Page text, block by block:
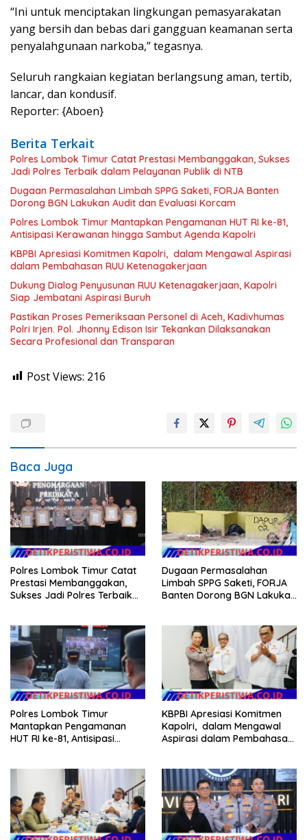
“Ini untuk menciptakan lingkungan pemasyarakatan
yang bersih dan bebas dari gangguan keamanan serta
penyalahgunaan narkoba,” tegasnya.
Seluruh rangkaian kegiatan berlangsung aman, tertib,
lancar, dan kondusif.
Reporter: {Aboen}
Berita Terkait
Polres Lombok Timur Catat Prestasi Membanggakan, Sukses
Jadi Polres Terbaik dalam Pelayanan Publik di NTB
Dugaan Permasalahan Limbah SPPG Saketi, FORJA Banten
Dorong BGN Lakukan Audit dan Evaluasi Korcam
Polres Lombok Timur Mantapkan Pengamanan HUT RI ke-81,
Antisipasi Kerawanan hingga Sambut Agenda Kapolri
KBPBI Apresiasi Komitmen Kapolri, dalam Mengawal Aspirasi
dalam Pembahasan RUU Ketenagakerjaan
Dukung Dialog Penyusunan RUU Ketenagakerjaan, Kapolri
Siap Jembatani Aspirasi Buruh
Pastikan Proses Pemeriksaan Personel di Aceh, Kadivhumas
Polri Irjen. Pol. Jhonny Edison Isir Tekankan Dilaksanakan
Secara Profesional dan Transparan
Post Views: 216
Baca Juga
Polres Lombok Timur Catat
Prestasi Membanggakan,
Sukses Jadi Polres Terbaik
Dugaan Permasalahan
Limbah SPPG Saketi, FORJA
Banten Dorong BGN Lakukan
Polres Lombok Timur
Mantapkan Pengamanan
HUT RI ke-81, Antisipasi
KBPBI Apresiasi Komitmen
Kapolri, dalam Mengawal
Aspirasi dalam Pembahasan